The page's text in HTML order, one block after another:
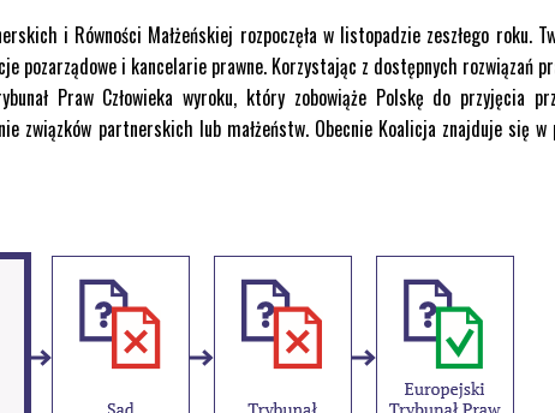
i Równości Małżeńskiej rozpoczęła w listopadzie zeszłego roku.
pozarządowe i kancelarie prawne. Korzystając z dostępnych rozwiązań
Praw Człowieka wyroku, który zobowiąże Polskę do przyjęcia
związków partnerskich lub małżeństw. Obecnie Koalicja znajduje się w